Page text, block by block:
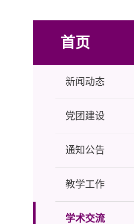
首页
新闻动态
党团建设
通知公告
教学工作
学术交流